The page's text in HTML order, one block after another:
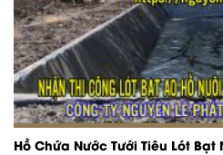
Hồ Chứa Nước Tưới Tiêu Lót Bạt